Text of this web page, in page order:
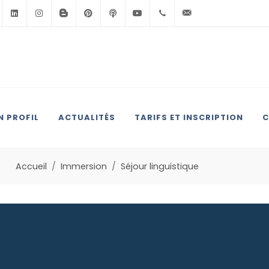
FacebookLinkedinInstagramBlogSpotPinterestPodcastYoutube+33(0)6.71.39.30.39
PROFIL ACTUALITÉS TARIFS ET INSCRIPTION
Accueil Immersion Séjour linguistique